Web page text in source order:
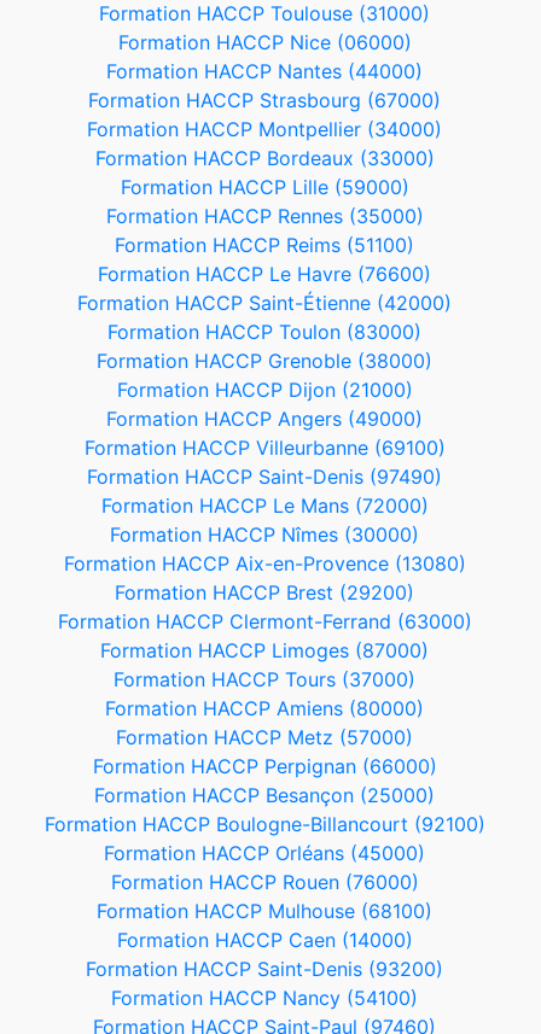
Formation HACCP Toulouse (31000)
Formation HACCP Nice (06000)
Formation HACCP Nantes (44000)
Formation HACCP Strasbourg (67000)
Formation HACCP Montpellier (34000)
Formation HACCP Bordeaux (33000)
Formation HACCP Lille (59000)
Formation HACCP Rennes (35000)
Formation HACCP Reims (51100)
Formation HACCP Le Havre (76600)
Formation HACCP Saint-Étienne (42000)
Formation HACCP Toulon (83000)
Formation HACCP Grenoble (38000)
Formation HACCP Dijon (21000)
Formation HACCP Angers (49000)
Formation HACCP Villeurbanne (69100)
Formation HACCP Saint-Denis (97490)
Formation HACCP Le Mans (72000)
Formation HACCP Nîmes (30000)
Formation HACCP Aix-en-Provence (13080)
Formation HACCP Brest (29200)
Formation HACCP Clermont-Ferrand (63000)
Formation HACCP Limoges (87000)
Formation HACCP Tours (37000)
Formation HACCP Amiens (80000)
Formation HACCP Metz (57000)
Formation HACCP Perpignan (66000)
Formation HACCP Besançon (25000)
Formation HACCP Boulogne-Billancourt (92100)
Formation HACCP Orléans (45000)
Formation HACCP Rouen (76000)
Formation HACCP Mulhouse (68100)
Formation HACCP Caen (14000)
Formation HACCP Saint-Denis (93200)
Formation HACCP Nancy (54100)
Formation HACCP Saint-Paul (97460)